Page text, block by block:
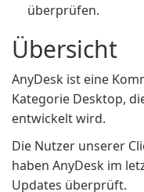
überprüfen.
Übersicht
AnyDesk ist eine
Kategorie Desktop,
entwickelt wird.
Die Nutzer unserer
haben AnyDesk im
Updates überprüft.